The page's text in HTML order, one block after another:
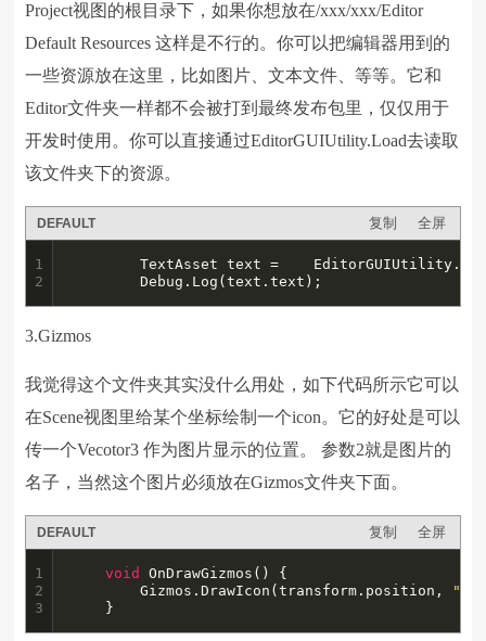
Project视图的根目录下，如果你想放在/xxx/xxx/Editor
Default Resources 这样是不行的。你可以把编辑器用到的
一些资源放在这里，比如图片、文本文件、等等。它和
Editor文件夹一样都不会被打到最终发布包里，仅仅用于
开发时使用。你可以直接通过EditorGUIUtility.Load去读取
该文件夹下的资源。
DEFAULT 复制 全屏
1
2
TextAsset text =
		Debug.Log(text.text);
3.Gizmos
我觉得这个文件夹其实没什么用处，如下代码所示它可以
在Scene视图里给某个坐标绘制一个icon。它的好处是可以
传一个Vecotor3 作为图片显示的位置。 参数2就是图片的
名子，当然这个图片必须放在Gizmos文件夹下面。
DEFAULT 复制 全屏
1
2
3
void
OnDrawGizmos() {
        Gizmos.DrawIcon(transform.position,
    }